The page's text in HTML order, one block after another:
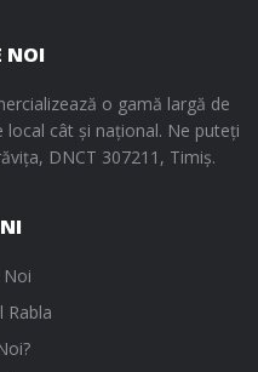
NOI
o gamă largă de
cât și național. Ne puteți
DNCT 307211, Timiș.
Noi
Rabla